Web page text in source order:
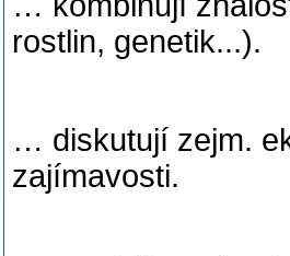
rostlin, genetik...).
… diskutují zejm.
zajímavosti.